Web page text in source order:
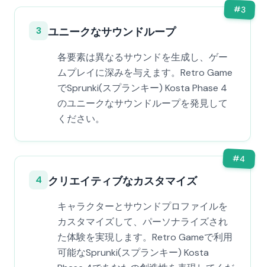
#3
3 ユニークなサウンドループ
各要素は異なるサウンドを生成し、ゲー
ムプレイに深みを与えます。Retro Game
でSprunki(スプランキー) Kosta Phase 4
のユニークなサウンドループを発見して
ください。
#4
4 クリエイティブなカスタマイズ
キャラクターとサウンドプロファイルを
カスタマイズして、パーソナライズされ
た体験を実現します。Retro Gameで利用
可能なSprunki(スプランキー) Kosta